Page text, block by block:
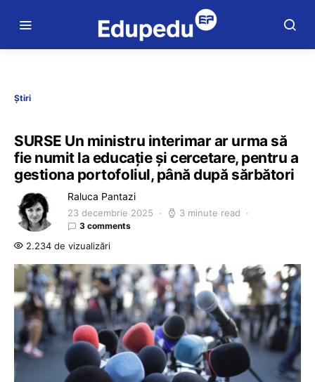
Știri
SURSE Un ministru interimar ar urma să
fie numit la educație și cercetare, pentru a
gestiona portofoliul, până după sărbători
Raluca Pantazi
23 decembrie 2025 3 minute read
3 comments
2.234 de vizualizări